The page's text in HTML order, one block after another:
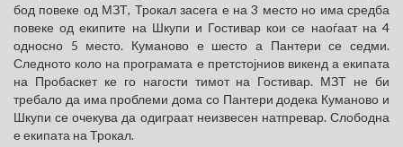
бод повеке од МЗТ, Трокал засега е на 3 место но има средба
повеке од екипите на Шкупи и Гостивар кои се наоѓаат на 4
односно 5 место. Куманово е шесто а Пантери се седми.
Следното коло на програмата е претстојниов викенд а екипата
на Пробаскет ке го нагости тимот на Гостивар. МЗТ не би
требало да има проблеми дома со Пантери додека Куманово и
Шкупи се очекува да одиграат неизвесен натпревар. Слободна
е екипата на Трокал.